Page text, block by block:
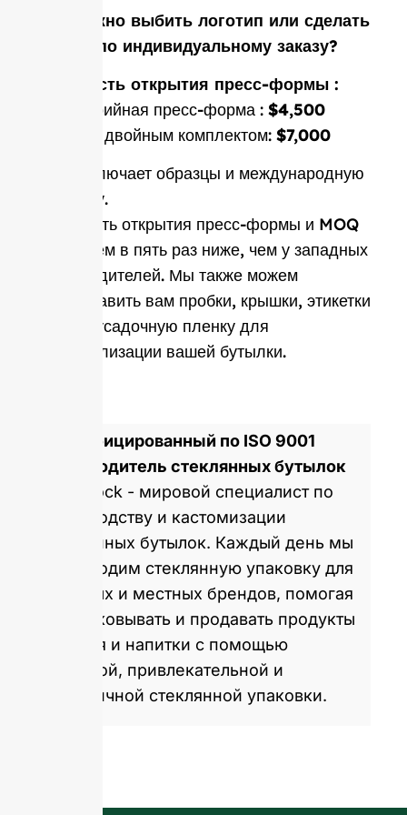
Вам нужно выбить логотип или сделать
форму по индивидуальному заказу?
Стоимость открытия пресс-формы :
Односерийная пресс-форма : $4,500
Форма с двойным комплектом: $7,000
Цена включает образцы и международную
доставку.
Стоимость открытия пресс-формы и MOQ
в среднем в пять раз ниже, чем у западных
производителей. Мы также можем
предоставить вам пробки, крышки, этикетки
и термоусадочную пленку для
персонализации вашей бутылки.
Сертифицированный по ISO 9001
производитель стеклянных бутылок
GlassRock - мировой специалист по
производству и кастомизации
стеклянных бутылок. Каждый день мы
производим стеклянную упаковку для
мировых и местных брендов, помогая
им упаковывать и продавать продукты
питания и напитки с помощью
здоровой, привлекательной и
экологичной стеклянной упаковки.